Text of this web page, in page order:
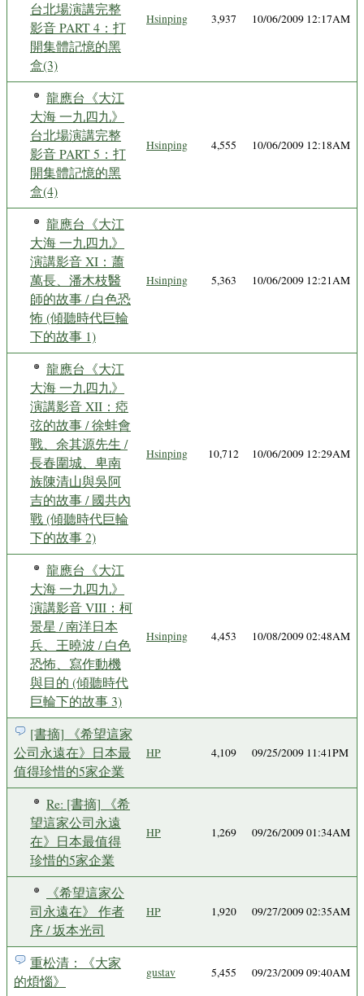
台北場演講完整
影音 PART 4：打
開集體記憶的黑
盒(3)
Hsinping 3,937 10/06/2009 12:17AM
龍應台《大江
大海 一九四九》
台北場演講完整
影音 PART 5：打
開集體記憶的黑
盒(4)
Hsinping 4,555 10/06/2009 12:18AM
龍應台《大江
大海 一九四九》
演講影音 XI：蕭
萬長、潘木枝醫
師的故事 / 白色恐
怖 (傾聽時代巨輪
下的故事 1)
Hsinping 5,363 10/06/2009 12:21AM
龍應台《大江
大海 一九四九》
演講影音 XII：瘂
弦的故事 / 徐蚌會
戰、余其源先生 /
長春圍城、卑南
族陳清山與吳阿
吉的故事 / 國共內
戰 (傾聽時代巨輪
下的故事 2)
Hsinping 10,712 10/06/2009 12:29AM
龍應台《大江
大海 一九四九》
演講影音 VIII：柯
景星 / 南洋日本
兵、王曉波 / 白色
恐怖、寫作動機
與目的 (傾聽時代
巨輪下的故事 3)
Hsinping 4,453 10/08/2009 02:48AM
[書摘] 《希望這家
公司永遠在》日本最
值得珍惜的5家企業
HP 4,109 09/25/2009 11:41PM
Re: [書摘] 《希
望這家公司永遠
在》日本最值得
珍惜的5家企業
HP 1,269 09/26/2009 01:34AM
《希望這家公
司永遠在》 作者
序 / 坂本光司
HP 1,920 09/27/2009 02:35AM
重松清：《大家
的煩惱》
gustav 5,455 09/23/2009 09:40AM